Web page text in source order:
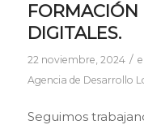
FORMACIÓN
DIGITALES.
22 noviembre, 2024 /
Agencia de Desarrollo
Seguimos